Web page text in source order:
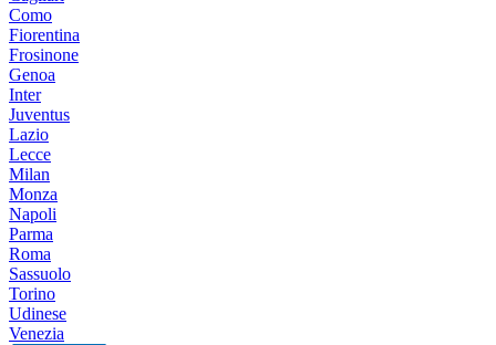
Como
Fiorentina
Frosinone
Genoa
Inter
Juventus
Lazio
Lecce
Milan
Monza
Napoli
Parma
Roma
Sassuolo
Torino
Udinese
Venezia